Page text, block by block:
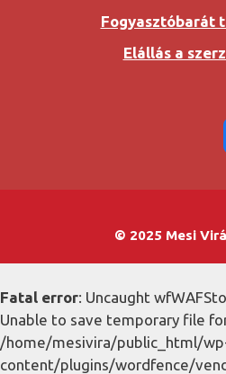
Fogyasztóbarát
Elállás a
© 2025 Mesi
Fatal error: Uncaught
Unable to save temporary file
/home/mesivira/public_html/
content/plugins/wordfence/